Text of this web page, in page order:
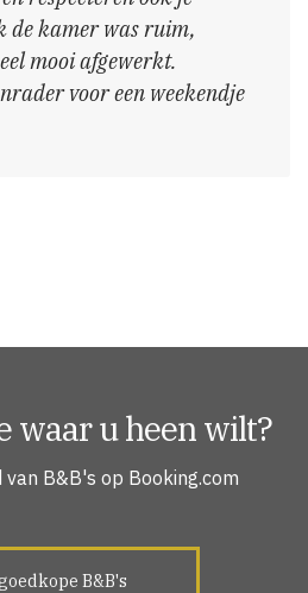
de kamer was ruim,
mooi afgewerkt.
voor een weekendje
waar u heen wilt?
B&B's op Booking.com
B&B's